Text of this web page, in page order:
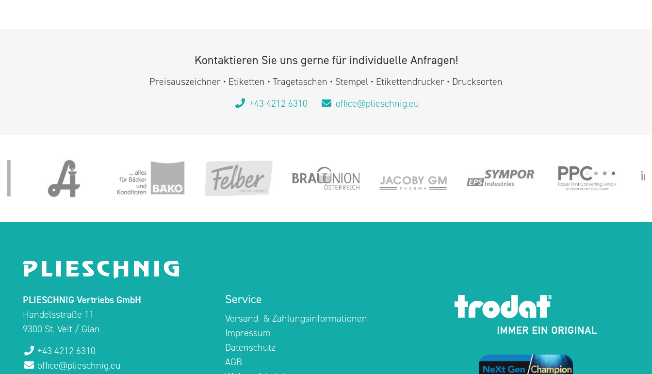
Kontaktieren Sie uns gerne für individuelle Anfragen!
Preisauszeichner • Etiketten • Tragetaschen • Stempel • Etikettendrucker • Drucksorten
+43 4212 6310
office@plieschnig.eu
PLIESCHNIG Vertriebs GmbH
Handelsstraße 11
9300 St. Veit / Glan
+43 4212 6310
office@plieschnig.eu
Service
Versand- & Zahlungsinformationen
Impressum
Datenschutz
AGB